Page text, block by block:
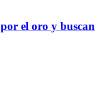
el oro y buscan